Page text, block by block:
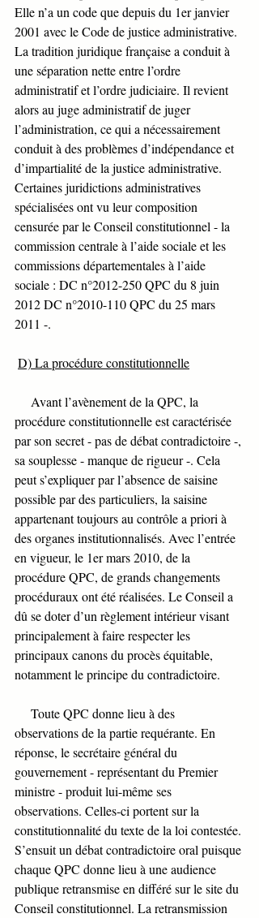
Elle n’a un code que depuis du 1er janvier
2001 avec le Code de justice administrative.
La tradition juridique française a conduit à
une séparation nette entre l’ordre
administratif et l’ordre judiciaire. Il revient
alors au juge administratif de juger
l’administration, ce qui a nécessairement
conduit à des problèmes d’indépendance et
d’impartialité de la justice administrative.
Certaines juridictions administratives
spécialisées ont vu leur composition
censurée par le Conseil constitutionnel - la
commission centrale à l’aide sociale et les
commissions départementales à l’aide
sociale : DC n°2012-250 QPC du 8 juin
2012 DC n°2010-110 QPC du 25 mars
2011 -.
D) La procédure constitutionnelle
procédure constitutionnelle est caractérisée
par son secret - pas de débat contradictoire -,
sa souplesse - manque de rigueur -. Cela
peut s’expliquer par l’absence de saisine
possible par des particuliers, la saisine
appartenant toujours au contrôle a priori à
des organes institutionnalisés. Avec l’entrée
en vigueur, le 1er mars 2010, de la
procédure QPC, de grands changements
procéduraux ont été réalisées. Le Conseil a
dû se doter d’un règlement intérieur visant
principalement à faire respecter les
principaux canons du procès équitable,
notamment le principe du contradictoire.
observations de la partie requérante. En
réponse, le secrétaire général du
gouvernement - représentant du Premier
ministre - produit lui-même ses
observations. Celles-ci portent sur la
constitutionnalité du texte de la loi contestée.
S’ensuit un débat contradictoire oral puisque
chaque QPC donne lieu à une audience
publique retransmise en différé sur le site du
Conseil constitutionnel. La retransmission